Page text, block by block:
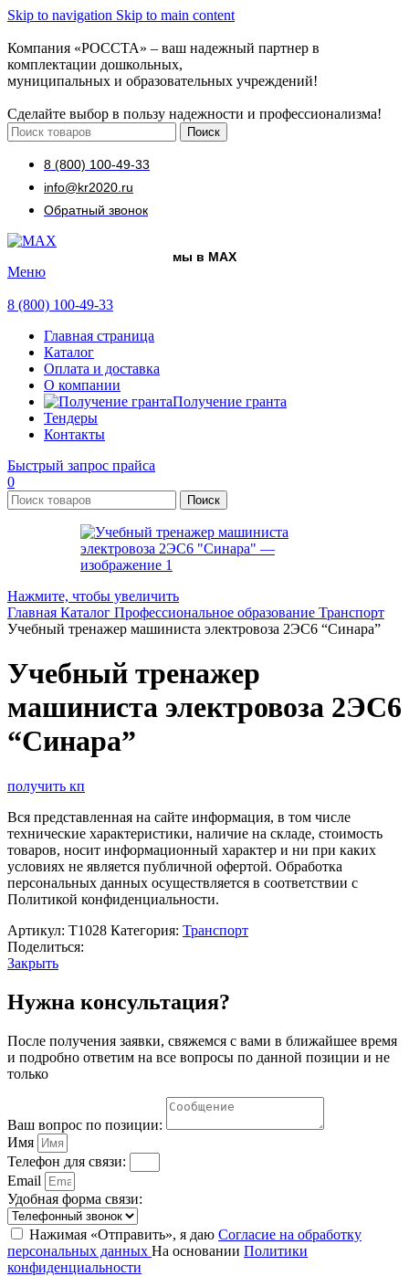
Skip to navigation Skip to main content
Компания «РОССТА» – ваш надежный партнер в
комплектации дошкольных,
муниципальных и образовательных учреждений!
Сделайте выбор в пользу надежности и профессионализма!
Поиск
8 (800) 100-49-33
info@kr2020.ru
Обратный звонок
мы в MAX
Меню
8 (800) 100-49-33
Главная страница
Каталог
Оплата и доставка
О компании
Получение гранта
Тендеры
Контакты
Быстрый запрос прайса
0
Поиск
Нажмите, чтобы увеличить
Главная Каталог Профессиональное образование Транспорт
Учебный тренажер машиниста электровоза 2ЭС6 “Синара”
Учебный тренажер
машиниста электровоза 2ЭС6
“Синара”
получить кп
Вся представленная на сайте информация, в том числе
технические характеристики, наличие на складе, стоимость
товаров, носит информационный характер и ни при каких
условиях не является публичной офертой. Обработка
персональных данных осуществляется в соответствии с
Политикой конфиденциальности.
Артикул: Т1028 Категория: Транспорт
Поделиться:
Закрыть
Нужна консультация?
После получения заявки, свяжемся с вами в ближайшее время
и подробно ответим на все вопросы по данной позиции и не
только
Ваш вопрос по позиции:
Имя
Телефон для связи:
Email
Удобная форма связи:
Нажимая «Отправить», я даю Согласие на обработку
персональных данных На основании Политики
конфиденциальности